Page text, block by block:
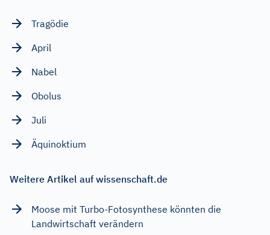
Tragödie
April
Nabel
Obolus
Juli
Äquinoktium
Weitere Artikel auf wissenschaft.de
Moose mit Turbo-Fotosynthese könnten die
Landwirtschaft verändern